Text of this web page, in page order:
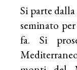
Si parte
seminato
fa. Si